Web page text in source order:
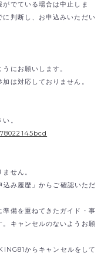
でている場合は中止しま
判断し、お申込みいただい
にお願いします。
は対応しておりません。
。
せん。
み履歴」からご確認いただ
準備を重ねてきたガイド・事
キャンセルのないようお願
からキャンセルをして